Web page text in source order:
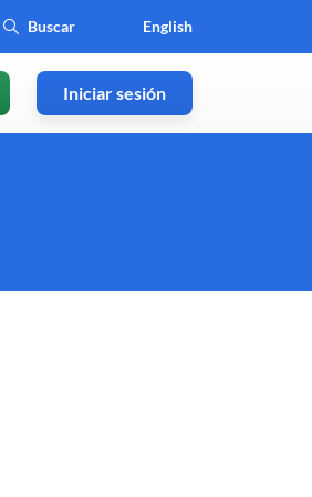
English
Iniciar sesión